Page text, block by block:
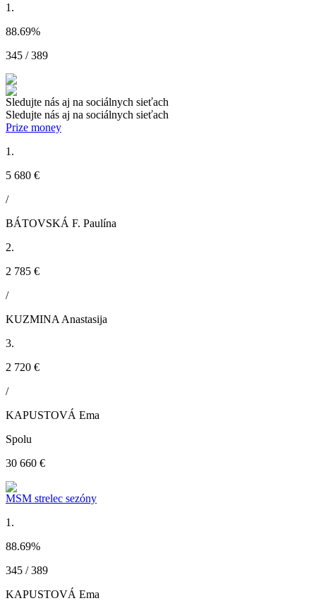
1.
88.69%
345 / 389
Sledujte nás aj na sociálnych sieťach
Sledujte nás aj na sociálnych sieťach
Prize money
1.
5 680 €
/
BÁTOVSKÁ F. Paulína
2.
2 785 €
/
KUZMINA Anastasija
3.
2 720 €
/
KAPUSTOVÁ Ema
Spolu
30 660 €
MSM strelec sezóny
1.
88.69%
345 / 389
KAPUSTOVÁ Ema